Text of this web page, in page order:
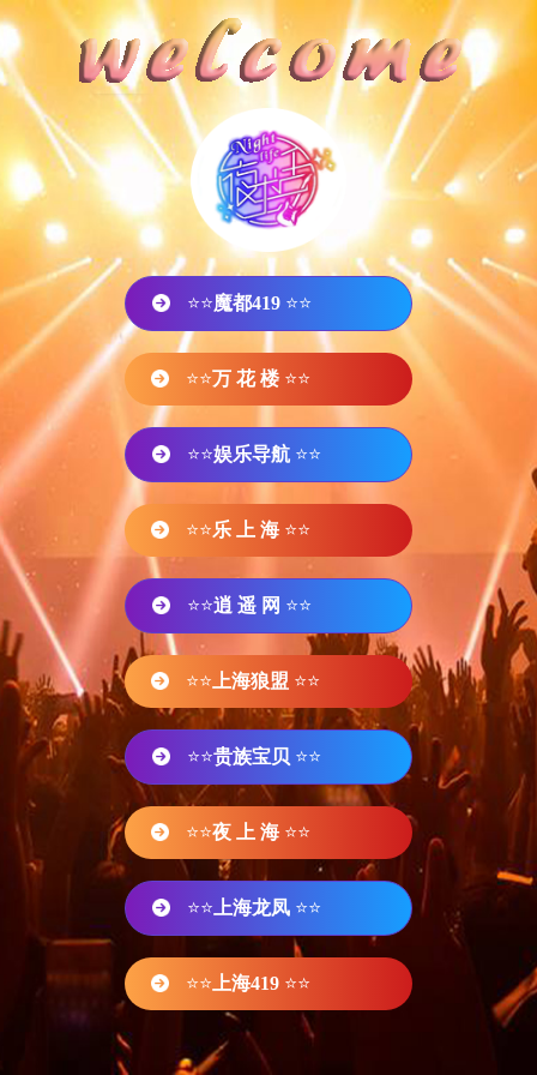
⭐⭐魔都419 ⭐⭐
⭐⭐万 花 楼 ⭐⭐
⭐⭐娱乐导航 ⭐⭐
⭐⭐乐 上 海 ⭐⭐
⭐⭐逍 遥 网 ⭐⭐
⭐⭐ 上海狼盟 ⭐⭐
⭐⭐贵族宝贝 ⭐⭐
⭐⭐夜 上 海 ⭐⭐
⭐⭐ 上海龙凤 ⭐⭐
⭐⭐ 上海419 ⭐⭐